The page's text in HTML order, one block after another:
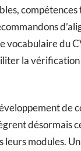
compétences
vocabulaire du
la vérification
de
désormais
leurs modules.